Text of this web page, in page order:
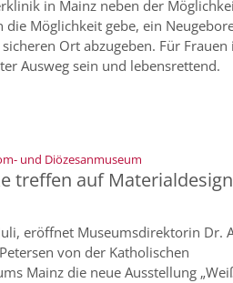
in Mainz neben der
Möglichkeit gebe, ein
Ort abzugeben. Für Frauen
Ausweg sein und lebensrettend.
und Diözesanmuseum:
treffen auf Materialdesign
eröffnet Museumsdirektorin Dr.
von der Katholischen
Mainz die neue Ausstellung